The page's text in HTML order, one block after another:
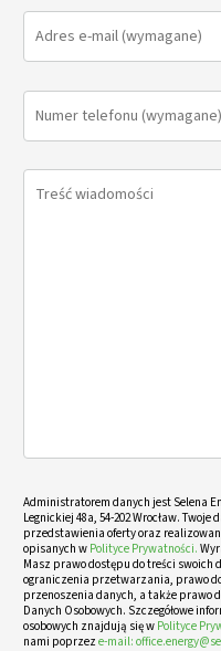
Administratorem danych jest Selena
Legnickiej 48a, 54-202 Wrocław.
przedstawienia oferty oraz
opisanych w Polityce Prywatności.
Masz prawo dostępu do treści
ograniczenia przetwarzania, prawo
przenoszenia danych, a także prawo
Danych Osobowych. Szczegółowe
osobowych znajdują się w Polityce
nami poprzeze-mail: